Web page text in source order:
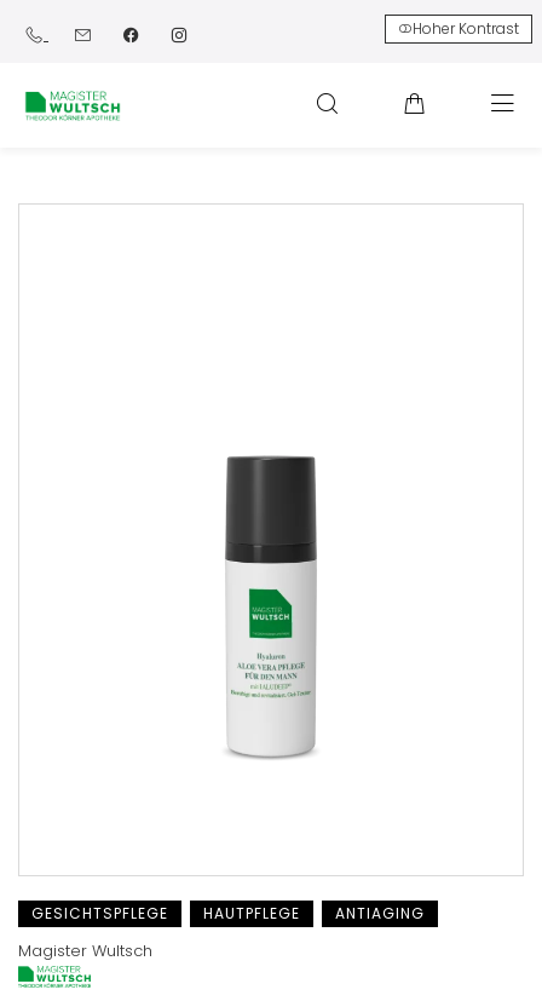
Hoher Kontrast
GESICHTSPFLEGE HAUTPFLEGE ANTIAGING
Magister Wultsch